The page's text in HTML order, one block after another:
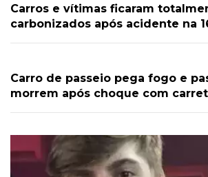
Carros e vítimas ficaram
carbonizados após acidente na
Carro de passeio pega fogo e
morrem após choque com